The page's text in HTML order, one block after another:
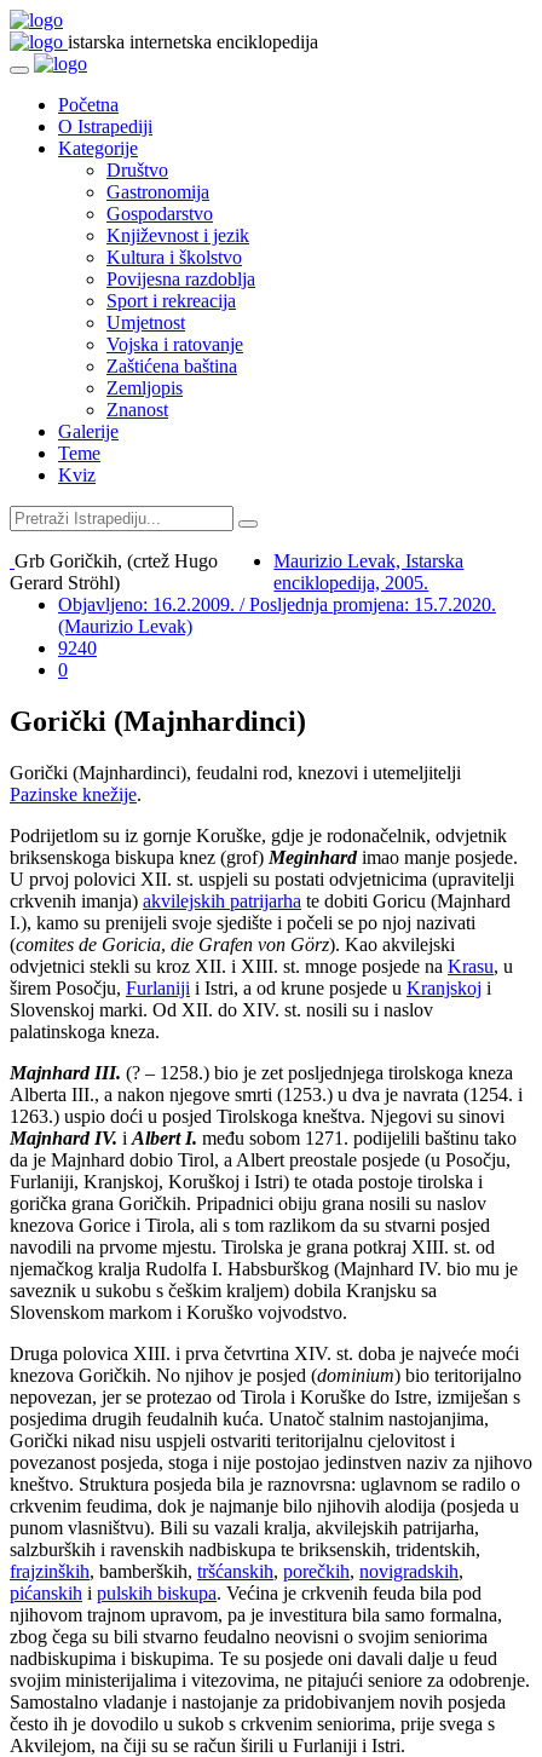
istarska internetska enciklopedija
Početna
O Istrapediji
Kategorije
Društvo
Gastronomija
Gospodarstvo
Književnost i jezik
Kultura i školstvo
Povijesna razdoblja
Sport i rekreacija
Umjetnost
Vojska i ratovanje
Zaštićena baština
Zemljopis
Znanost
Galerije
Teme
Kviz
Grb Goričkih, (crtež Hugo
Gerard Ströhl)
Maurizio Levak, Istarska
enciklopedija, 2005.
Objavljeno: 16.2.2009. / Posljednja promjena: 15.7.2020.
(Maurizio Levak)
9240
0
Gorički (Majnhardinci)
Gorički (Majnhardinci), feudalni rod, knezovi i utemeljitelji
Pazinske knežije.
Podrijetlom su iz gornje Koruške, gdje je rodonačelnik, odvjetnik
briksenskoga biskupa knez (grof) Meginhardimao manje posjede.
U prvoj polovici XII. st. uspjeli su postati odvjetnicima (upravitelji
crkvenih imanja) akvilejskih patrijarha te dobiti Goricu (Majnhard
I.), kamo su prenijeli svoje sjedište i počeli se po njoj nazivati
(comites de Goricia, die Grafen von Görz). Kao akvilejski
odvjetnici stekli su kroz XII. i XIII. st. mnoge posjede na Krasu, u
širem Posočju, Furlaniji i Istri, a od krune posjede u Kranjskoj i
Slovenskoj marki. Od XII. do XIV. st. nosili su i naslov
palatinskoga kneza.
Majnhard III. (? – 1258.) bio je zet posljednjega tirolskoga kneza
Alberta III., a nakon njegove smrti (1253.) u dva je navrata (1254. i
1263.) uspio doći u posjed Tirolskoga kneštva. Njegovi su sinovi
Majnhard IV. i Albert I. među sobom 1271. podijelili baštinu tako
da je Majnhard dobio Tirol, a Albert preostale posjede (u Posočju,
Furlaniji, Kranjskoj, Koruškoj i Istri) te otada postoje tirolska i
gorička grana Goričkih. Pripadnici obiju grana nosili su naslov
knezova Gorice i Tirola, ali s tom razlikom da su stvarni posjed
navodili na prvome mjestu. Tirolska je grana potkraj XIII. st. od
njemačkog kralja Rudolfa I. Habsburškog (Majnhard IV. bio mu je
saveznik u sukobu s češkim kraljem) dobila Kranjsku sa
Slovenskom markom i Koruško vojvodstvo.
Druga polovica XIII. i prva četvrtina XIV. st. doba je najveće moći
knezova Goričkih. No njihov je posjed (dominium) bio teritorijalno
nepovezan, jer se protezao od Tirola i Koruške do Istre, izmiješan s
posjedima drugih feudalnih kuća. Unatoč stalnim nastojanjima,
Gorički nikad nisu uspjeli ostvariti teritorijalnu cjelovitost i
povezanost posjeda, stoga i nije postojao jedinstven naziv za njihovo
kneštvo. Struktura posjeda bila je raznovrsna: uglavnom se radilo o
crkvenim feudima, dok je najmanje bilo njihovih alodija (posjeda u
punom vlasništvu). Bili su vazali kralja, akvilejskih patrijarha,
salzburških i ravenskih nadbiskupa te briksenskih, tridentskih,
frajzinških, bamberških, tršćanskih, porečkih, novigradskih,
pićanskih i pulskih biskupa. Većina je crkvenih feuda bila pod
njihovom trajnom upravom, pa je investitura bila samo formalna,
zbog čega su bili stvarno feudalno neovisni o svojim seniorima
nadbiskupima i biskupima. Te su posjede oni davali dalje u feud
svojim ministerijalima i vitezovima, ne pitajući seniore za odobrenje.
Samostalno vladanje i nastojanje za pridobivanjem novih posjeda
često ih je dovodilo u sukob s crkvenim seniorima, prije svega s
Akvilejom, na čiji su se račun širili u Furlaniji i Istri.